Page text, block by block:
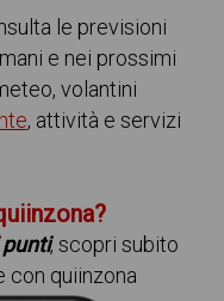
le previsioni
e nei prossimi
volantini
, attività e servizi
, scopri subito
con quiinzona